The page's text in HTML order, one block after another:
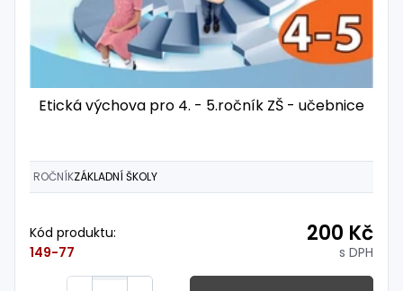
Etická výchova pro 4. - 5.ročník ZŠ - učebnice
ROČNÍKZÁKLADNÍ ŠKOLY
Kód produktu:
149-77
200 Kč
s DPH